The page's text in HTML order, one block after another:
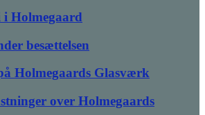
Holmegaard
besættelsen
Holmegaards Glasværk
over Holmegaards